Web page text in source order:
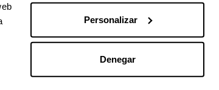
Personalizar
Denegar